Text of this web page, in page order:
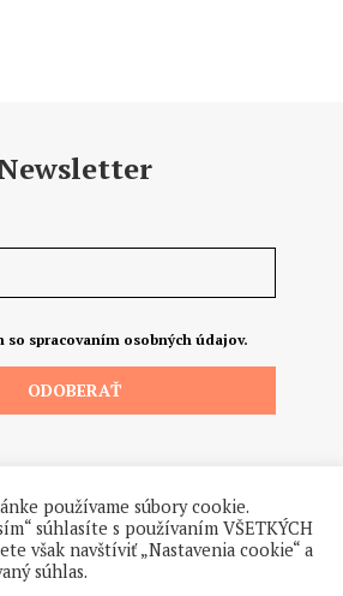
so spracovaním osobných údajov.
používame súbory cookie.
súhlasíte s používaním VŠETKÝCH
však navštíviť „Nastavenia cookie“ a
súhlas.